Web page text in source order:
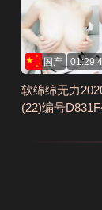
国产
软绵绵无力
(22)编号